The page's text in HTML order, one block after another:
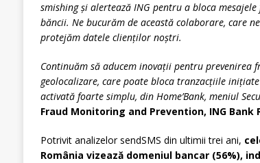
smishing și alertează ING pentru a bloca
băncii. Ne bucurăm de această colaborare, care
protejăm datele clienților noștri.
Continuăm să aducem inovații pentru prevenirea
geolocalizare, care poate bloca tranzacțiile
activată foarte simplu, din Home’Bank, meniul
Fraud Monitoring and Prevention, ING Bank
Potrivit analizelor sendSMS din ultimii trei ani,
România vizează domeniul bancar (56%),